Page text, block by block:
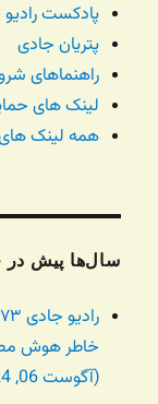
پادکست
پتریان جادی
راهنماهای
لینک های
همه لینک
سال‌ها پیش در
خاطر هوش
(آگوست 06, 2024)